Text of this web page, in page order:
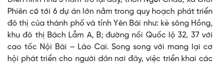
Phiên có tới 6 dự án lớn nằm trong quy hoạch phát triển
đô thị của thành phố và tỉnh Yên Bái như: kè sông Hồng,
khu đô thị Bách Lẫm A, B; đường nối Quốc lộ 32, 37 với
cao tốc Nội Bài – Lào Cai. Song song với mang lại cơ
hội phát triển cho người dân nơi đây, việc triển khai các